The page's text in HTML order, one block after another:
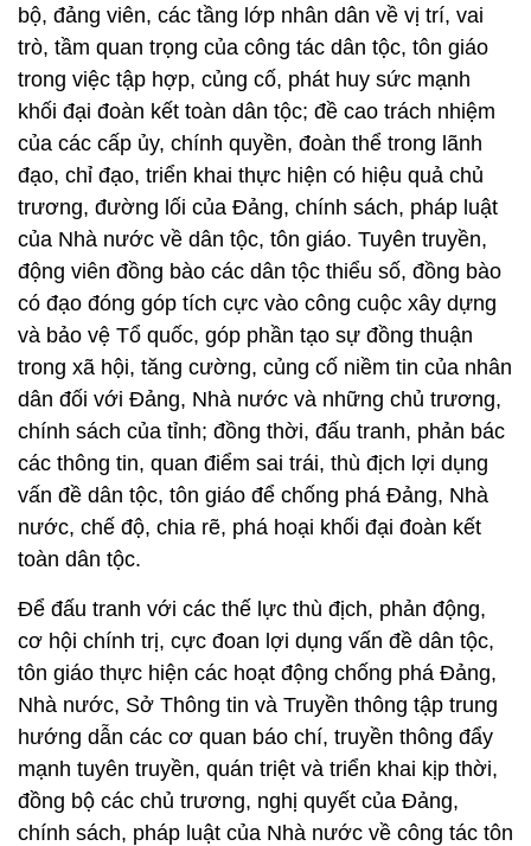
bộ, đảng viên, các tầng lớp nhân dân về vị trí, vai
trò, tầm quan trọng của công tác dân tộc, tôn giáo
trong việc tập hợp, củng cố, phát huy sức mạnh
khối đại đoàn kết toàn dân tộc; đề cao trách nhiệm
của các cấp ủy, chính quyền, đoàn thể trong lãnh
đạo, chỉ đạo, triển khai thực hiện có hiệu quả chủ
trương, đường lối của Đảng, chính sách, pháp luật
của Nhà nước về dân tộc, tôn giáo. Tuyên truyền,
động viên đồng bào các dân tộc thiểu số, đồng bào
có đạo đóng góp tích cực vào công cuộc xây dựng
và bảo vệ Tổ quốc, góp phần tạo sự đồng thuận
trong xã hội, tăng cường, củng cố niềm tin của nhân
dân đối với Đảng, Nhà nước và những chủ trương,
chính sách của tỉnh; đồng thời, đấu tranh, phản bác
các thông tin, quan điểm sai trái, thù địch lợi dụng
vấn đề dân tộc, tôn giáo để chống phá Đảng, Nhà
nước, chế độ, chia rẽ, phá hoại khối đại đoàn kết
toàn dân tộc.
Để đấu tranh với các thế lực thù địch, phản động,
cơ hội chính trị, cực đoan lợi dụng vấn đề dân tộc,
tôn giáo thực hiện các hoạt động chống phá Đảng,
Nhà nước, Sở Thông tin và Truyền thông tập trung
hướng dẫn các cơ quan báo chí, truyền thông đẩy
mạnh tuyên truyền, quán triệt và triển khai kịp thời,
đồng bộ các chủ trương, nghị quyết của Đảng,
chính sách, pháp luật của Nhà nước về công tác tôn